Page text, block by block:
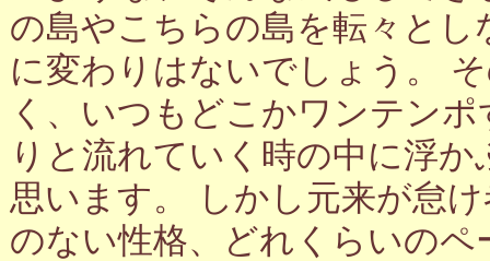
の島やこちらの島を転々と
に変わりはないでしょう。
く、いつもどこかワンテン
りと流れていく時の中に浮
思います。 しかし元来が怠
のない性格、どれくらいの